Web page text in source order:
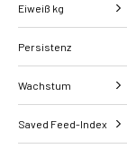
Fett, %
Eiweiß kg
Eiweiß %
Persistenz
Wachstum
Tägliche Zunahmen
Schlachtkörperklass
ifizierung
Saved Feed-Index